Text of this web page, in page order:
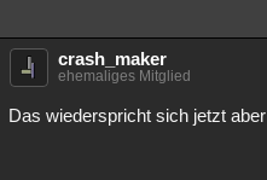
crash_maker
ehemaliges Mitglied
Das wiederspricht sich jetzt aber